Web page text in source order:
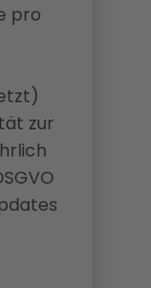
pro
zur